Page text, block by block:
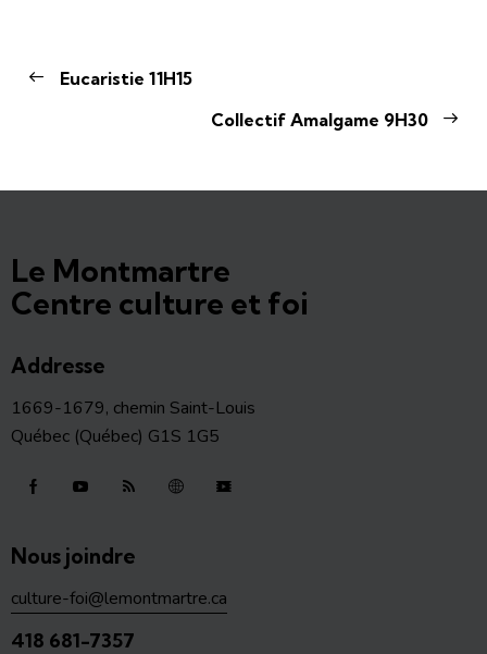
Eucaristie 11H15
Collectif Amalgame 9H30
Le Montmartre
Centre culture et foi
Addresse
1669-1679, chemin Saint-Louis
Québec (Québec) G1S 1G5
Nous joindre
culture-foi@lemontmartre.ca
418 681-7357